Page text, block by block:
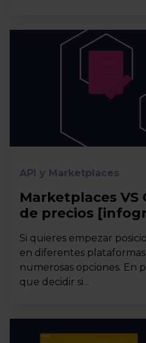
API y Marketplaces
Marketplaces VS
de precios
Si quieres empezar
en diferentes
numerosas opciones. En
que decidir si...